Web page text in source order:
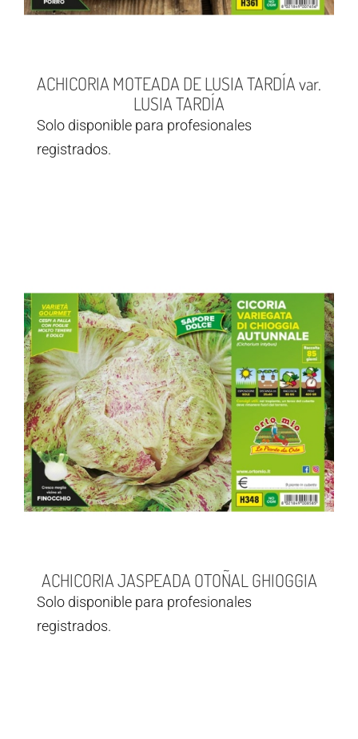
ACHICORIA MOTEADA DE LUSIA TARDÍA var.
LUSIA TARDÍA
Solo disponible para profesionales
registrados.
ACHICORIA JASPEADA OTOÑAL GHIOGGIA
Solo disponible para profesionales
registrados.